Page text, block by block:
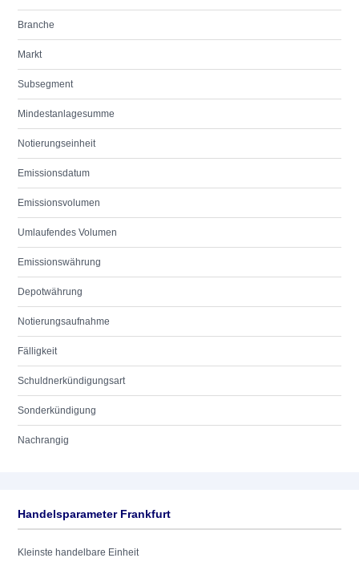
Branche
Markt
Subsegment
Mindestanlagesumme
Notierungseinheit
Emissionsdatum
Emissionsvolumen
Umlaufendes Volumen
Emissionswährung
Depotwährung
Notierungsaufnahme
Fälligkeit
Schuldnerkündigungsart
Sonderkündigung
Nachrangig
Handelsparameter Frankfurt
Kleinste handelbare Einheit